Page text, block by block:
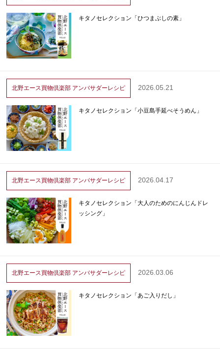
キタノセレクション「ひつまぶしの素」
北野エース買物倶楽部 アンバサダーレシピ 2026.05.21
キタノセレクション「小豆島手延べそうめん」
北野エース買物倶楽部 アンバサダーレシピ 2026.04.17
キタノセレクション「大人のためのにんじんドレ
ッシング」
北野エース買物倶楽部 アンバサダーレシピ 2026.03.06
キタノセレクション「あご入りだし」